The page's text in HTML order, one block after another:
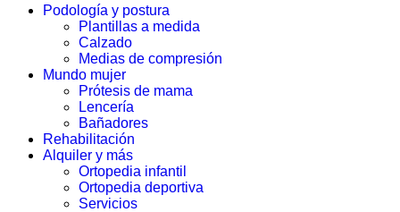
Podología y postura
Plantillas a medida
Calzado
Medias de compresión
Mundo mujer
Prótesis de mama
Lencería
Bañadores
Rehabilitación
Alquiler y más
Ortopedia infantil
Ortopedia deportiva
Servicios